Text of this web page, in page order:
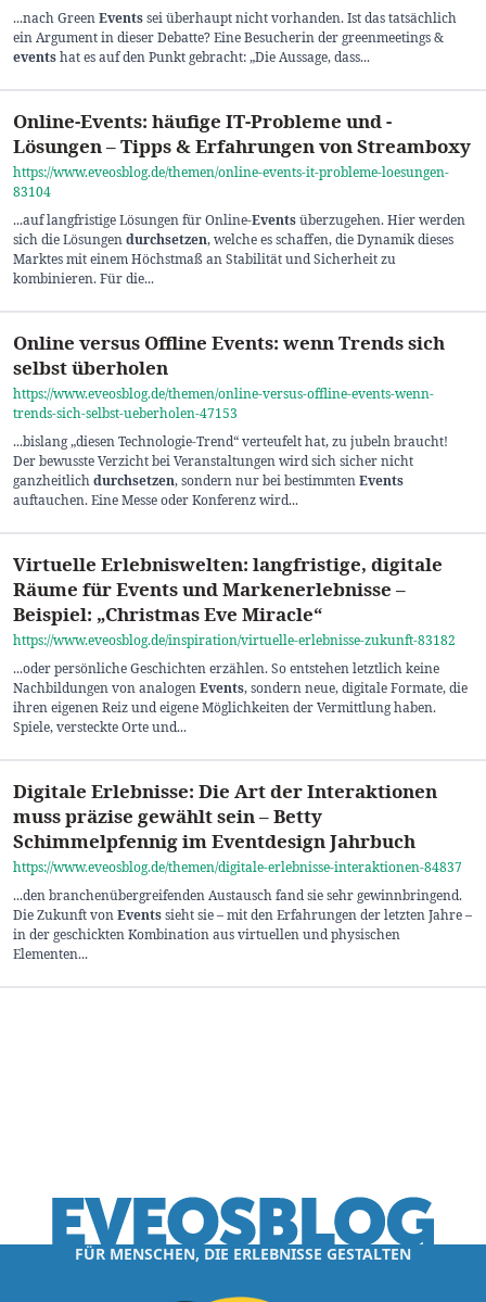
...nach GreenEventssei überhaupt nicht vorhanden. Ist das tatsächlich
ein Argument in dieser Debatte? Eine Besucherin der greenmeetings &
eventshat es auf den Punkt gebracht: „Die Aussage, dass...
Online-Events: häufige IT-Probleme und -
Lösungen – Tipps & Erfahrungen von Streamboxy
https://www.eveosblog.de/themen/online-events-it-probleme-loesungen-
83104
...auf langfristige Lösungen für Online-Eventsüberzugehen. Hier werden
sich die Lösungendurchsetzen, welche es schaffen, die Dynamik dieses
Marktes mit einem Höchstmaß an Stabilität und Sicherheit zu
kombinieren. Für die...
Online versus Offline Events: wenn Trends sich
selbst überholen
https://www.eveosblog.de/themen/online-versus-offline-events-wenn-
trends-sich-selbst-ueberholen-47153
...bislang „diesen Technologie-Trend“ verteufelt hat, zu jubeln braucht!
Der bewusste Verzicht bei Veranstaltungen wird sich sicher nicht
ganzheitlichdurchsetzen, sondern nur bei bestimmtenEvents
auftauchen. Eine Messe oder Konferenz wird...
Virtuelle Erlebniswelten: langfristige, digitale
Räume für Events und Markenerlebnisse –
Beispiel: „Christmas Eve Miracle“
https://www.eveosblog.de/inspiration/virtuelle-erlebnisse-zukunft-83182
...oder persönliche Geschichten erzählen. So entstehen letztlich keine
Nachbildungen von analogenEvents, sondern neue, digitale Formate, die
ihren eigenen Reiz und eigene Möglichkeiten der Vermittlung haben.
Spiele, versteckte Orte und...
Digitale Erlebnisse: Die Art der Interaktionen
muss präzise gewählt sein – Betty
Schimmelpfennig im Eventdesign Jahrbuch
https://www.eveosblog.de/themen/digitale-erlebnisse-interaktionen-84837
...den branchenübergreifenden Austausch fand sie sehr gewinnbringend.
Die Zukunft vonEventssieht sie – mit den Erfahrungen der letzten Jahre –
in der geschickten Kombination aus virtuellen und physischen
Elementen...
FÜR MENSCHEN, DIE ERLEBNISSE GESTALTEN